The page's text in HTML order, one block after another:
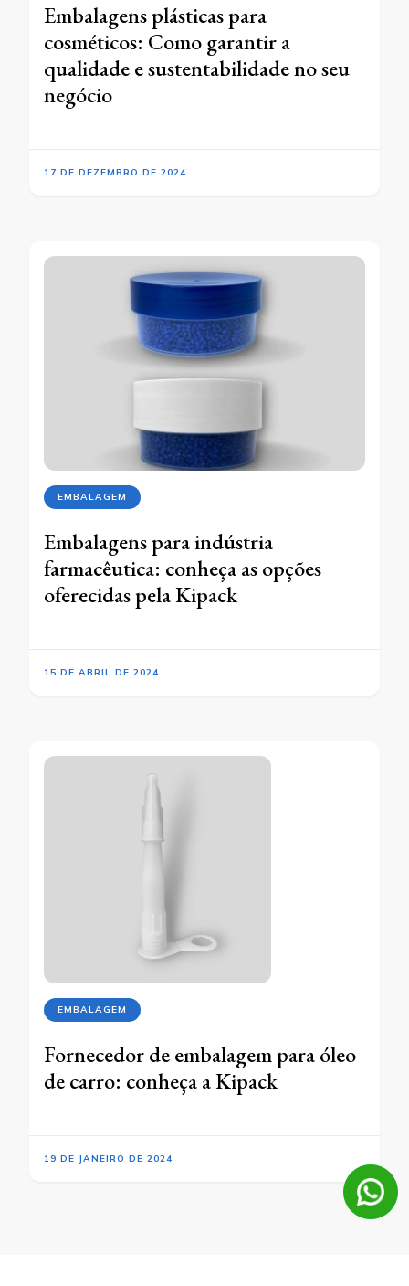
Embalagens plásticas para
cosméticos: Como garantir a
qualidade e sustentabilidade no seu
negócio
17 DE DEZEMBRO DE 2024
EMBALAGEM
Embalagens para indústria
farmacêutica: conheça as opções
oferecidas pela Kipack
15 DE ABRIL DE 2024
EMBALAGEM
Fornecedor de embalagem para óleo
de carro: conheça a Kipack
19 DE JANEIRO DE 2024